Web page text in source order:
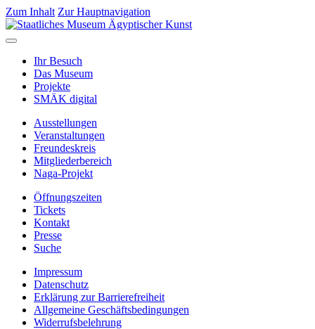
Zum Inhalt Zur Hauptnavigation
Ihr Besuch
Das Museum
Projekte
SMÄK digital
Ausstellungen
Veranstaltungen
Freundeskreis
Mitgliederbereich
Naga-Projekt
Öffnungszeiten
Tickets
Kontakt
Presse
Suche
Impressum
Datenschutz
Erklärung zur Barrierefreiheit
Allgemeine Geschäftsbedingungen
Widerrufsbelehrung